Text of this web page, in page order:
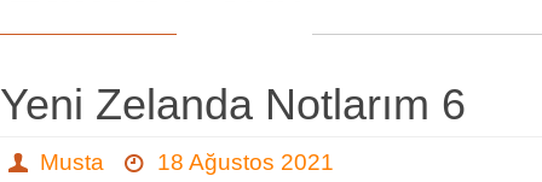
Yeni Zelanda Notlarım 6
Musta
18 Ağustos 2021